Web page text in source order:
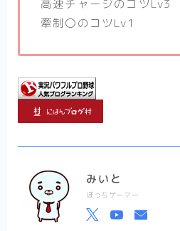
高速チャージのコツLv3
牽制〇のコツLv1
みいと
ぼっちゲーマー